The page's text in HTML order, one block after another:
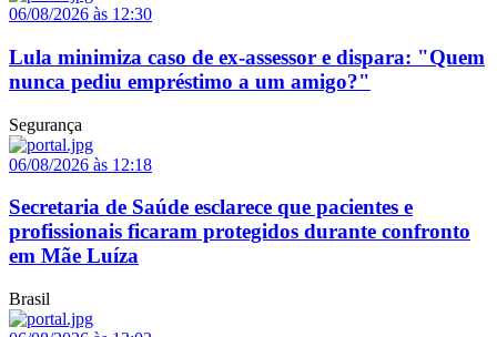
06/08/2026 às 12:30
Lula minimiza caso de ex-assessor e dispara: "Quem
nunca pediu empréstimo a um amigo?"
Segurança
06/08/2026 às 12:18
Secretaria de Saúde esclarece que pacientes e
profissionais ficaram protegidos durante confronto
em Mãe Luíza
Brasil